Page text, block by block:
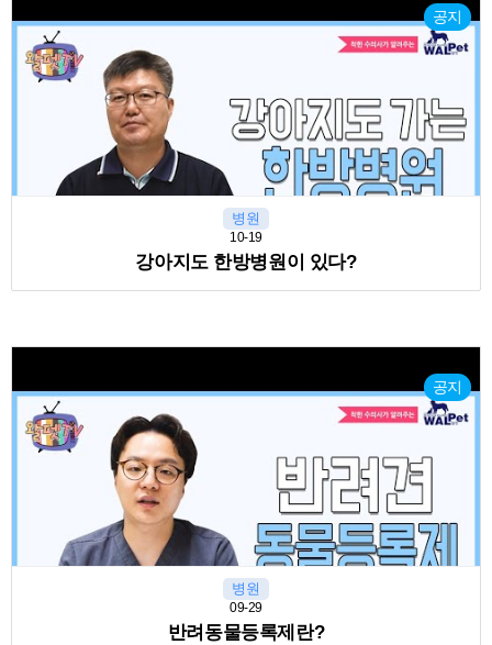
공지
병원
10-19
강아지도 한방병원이 있다?
공지
병원
09-29
반려동물등록제란?